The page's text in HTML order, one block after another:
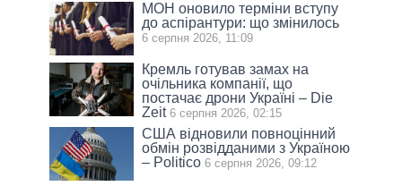
МОН оновило терміни вступу
до аспірантури: що змінилось
6 серпня 2026, 11:09
Кремль готував замах на
очільника компанії, що
постачає дрони Україні – Die
Zeit 6 серпня 2026, 02:15
США відновили повноцінний
обмін розвідданими з Україною
– Politico 6 серпня 2026, 09:12